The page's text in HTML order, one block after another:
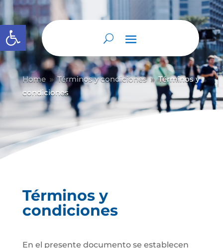
Abrir barra de herramientas
Home 9 Términos y condiciones 9 Términos y
condiciones
Términos y
condiciones
En el presente documento se establecen